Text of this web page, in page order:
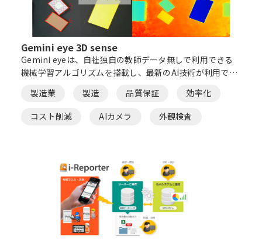
Gemini eye 3D sense
Gemini eyeは、自社独自の教師データ無しで利用できる
機械学習アルゴリズムを搭載し、最新のAI技術が利用でき
識・複雑なルール設定・大量の不良品サンプル収集などが
不要になります。
製造業 製造 品質保証
効率化
コスト削減
AIカメラ 外観検査